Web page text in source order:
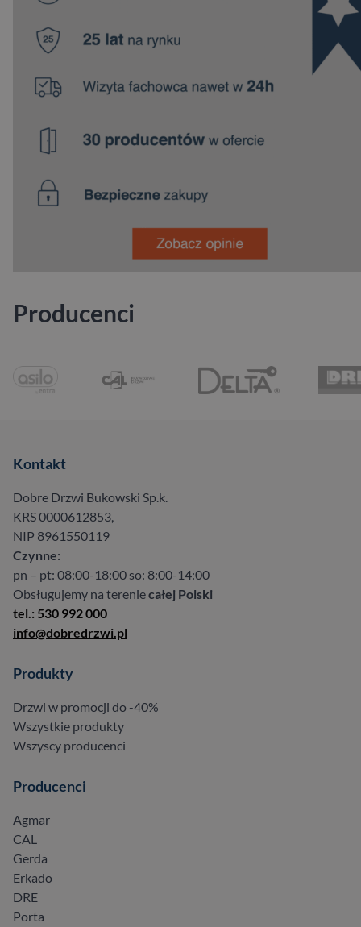
Producenci
Kontakt
Dobre Drzwi Bukowski Sp.k.
KRS 0000612853,
NIP 8961550119
Czynne:
pn – pt: 08:00-18:00 so: 8:00-14:00
Obsługujemy na tereniecałej Polski
tel.: 530 992 000
info@dobredrzwi.pl
Produkty
Drzwi w promocji do -40%
Wszystkie produkty
Wszyscy producenci
Producenci
Agmar
CAL
Gerda
Erkado
DRE
Porta